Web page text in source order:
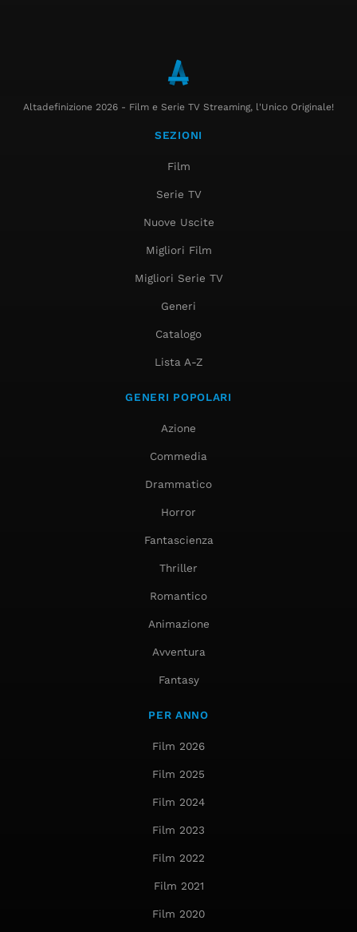
Altadefinizione 2026 - Film e Serie TV Streaming, l'Unico Originale!
SEZIONI
Film
Serie TV
Nuove Uscite
Migliori Film
Migliori Serie TV
Generi
Catalogo
Lista A-Z
GENERI POPOLARI
Azione
Commedia
Drammatico
Horror
Fantascienza
Thriller
Romantico
Animazione
Avventura
Fantasy
PER ANNO
Film 2026
Film 2025
Film 2024
Film 2023
Film 2022
Film 2021
Film 2020